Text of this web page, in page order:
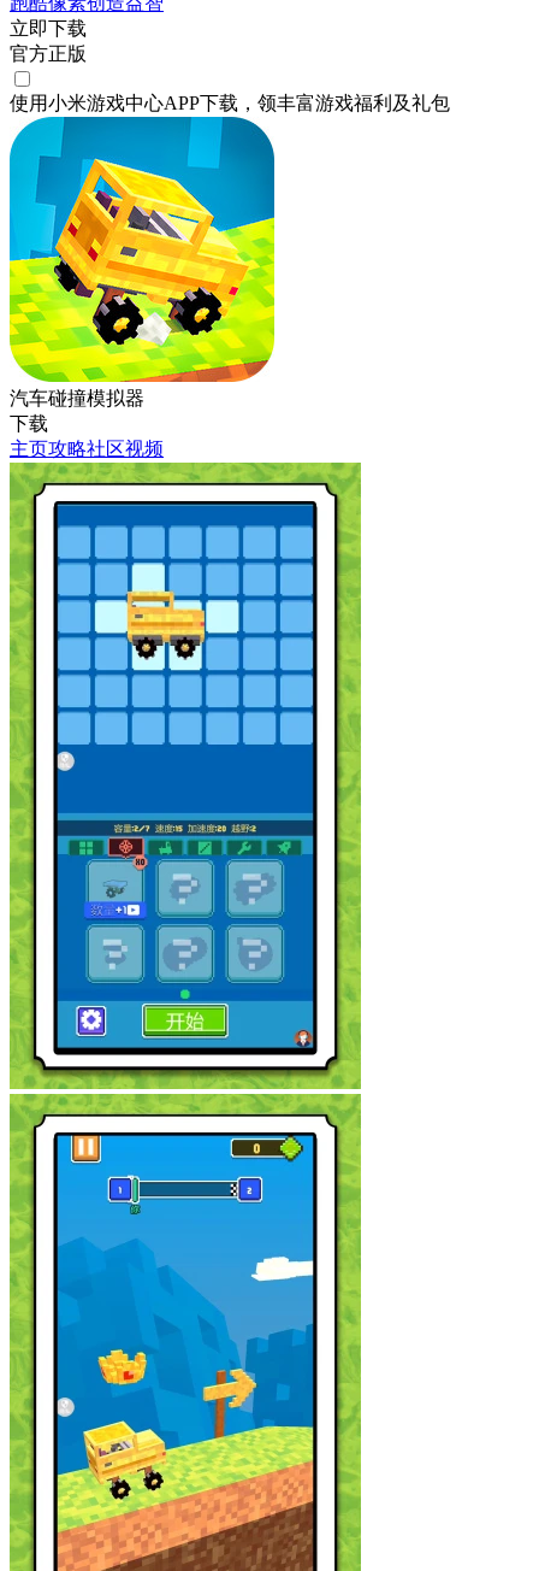
立即下载
官方正版
使用小米游戏中心APP下载 ，领丰富游戏福利 及礼包
汽车碰撞模拟器
下载
主页攻略社区视频